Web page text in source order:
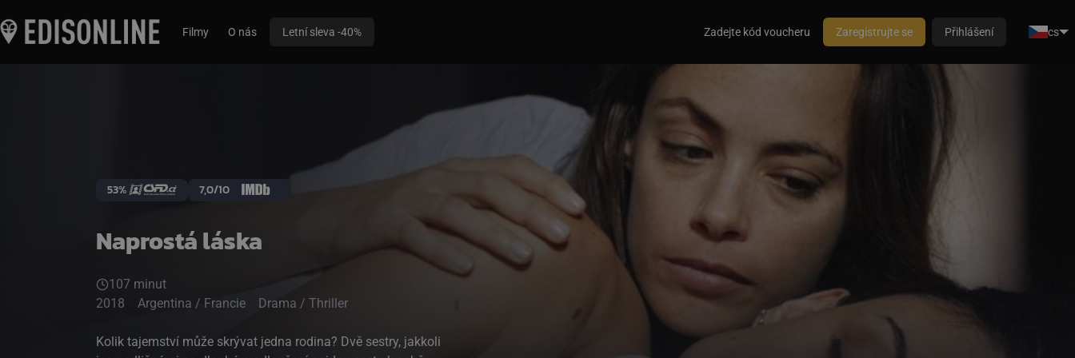
Filmy O nás Letní sleva -40% Zadejte kód voucheru Zaregistrujte se Přihlášení cs
Naprostá láska
53% 7,0/10
107 minut
2018
Argentina / Francie Drama / Thriller
Kolik tajemství může skrývat jedna rodina? Dvě sestry, jakkoli